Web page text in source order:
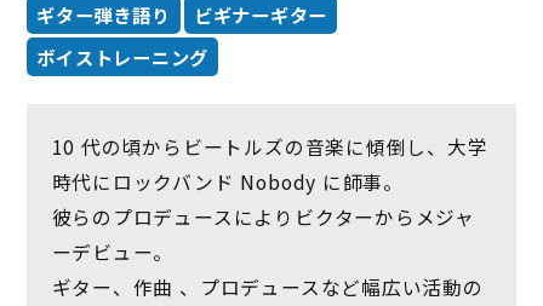
ギター弾き語り
ビギナーギター
ボイストレーニング
10 代の頃からビートルズの音楽に傾倒し、大学
時代にロックバンド Nobody に師事。
彼らのプロデュースによりビクターからメジャ
ーデビュー。
ギター、作曲 、プロデュースなど幅広い活動の